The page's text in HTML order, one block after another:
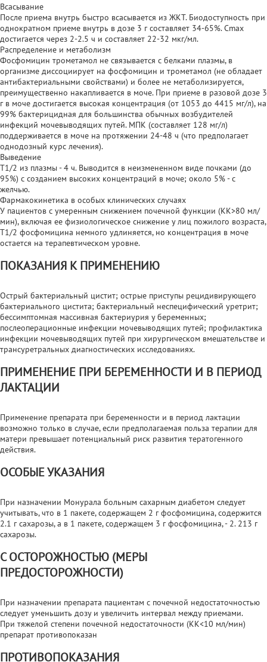
Всасывание
После приема внутрь быстро всасывается из ЖКТ. Биодоступность при
однократном приеме внутрь в дозе 3 г составляет 34-65%. Cmax
достигается через 2-2.5 ч и составляет 22-32 мкг/мл.
Распределение и метаболизм
Фосфомицин трометамол не связывается с белками плазмы, в
организме диссоциирует на фосфомицин и трометамол (не обладает
антибактериальными свойствами) и более не метаболизируется,
преимущественно накапливается в моче. При приеме в разовой дозе 3
г в моче достигается высокая концентрация (от 1053 до 4415 мг/л), на
99% бактерицидная для большинства обычных возбудителей
инфекций мочевыводящих путей. МПК (составляет 128 мг/л)
поддерживается в моче на протяжении 24-48 ч (что предполагает
однодозный курс лечения).
Выведение
T1/2 из плазмы - 4 ч. Выводится в неизмененном виде почками (до
95%) с созданием высоких концентраций в моче; около 5% - с
желчью.
Фармакокинетика в особых клинических случаях
У пациентов с умеренным снижением почечной функции (КК>80 мл/
мин), включая ее физиологическое снижение у лиц пожилого возраста,
T1/2 фосфомицина немного удлиняется, но концентрация в моче
остается на терапевтическом уровне.
ПОКАЗАНИЯ К ПРИМЕНЕНИЮ
Острый бактериальный цистит; острые приступы рецидивирующего
бактериального цистита; бактериальный неспецифический уретрит;
бессимптомная массивная бактериурия у беременных;
послеоперационные инфекции мочевыводящих путей; профилактика
инфекции мочевыводящих путей при хирургическом вмешательстве и
трансуретральных диагностических исследованиях.
ПРИМЕНЕНИЕ ПРИ БЕРЕМЕННОСТИ И В ПЕРИОД
ЛАКТАЦИИ
Применение препарата при беременности и в период лактации
возможно только в случае, если предполагаемая польза терапии для
матери превышает потенциальный риск развития тератогенного
действия.
ОСОБЫЕ УКАЗАНИЯ
При назначении Монурала больным сахарным диабетом следует
учитывать, что в 1 пакете, содержащем 2 г фосфомицина, содержится
2.1 г сахарозы, а в 1 пакете, содержащем 3 г фосфомицина, - 2. 213 г
сахарозы.
С ОСТОРОЖНОСТЬЮ (МЕРЫ
ПРЕДОСТОРОЖНОСТИ)
При назначении препарата пациентам с почечной недостаточностью
следует уменьшить дозу и увеличить интервал между приемами.
При тяжелой степени почечной недостаточности (КК<10 мл/мин)
препарат противопоказан
ПРОТИВОПОКАЗАНИЯ